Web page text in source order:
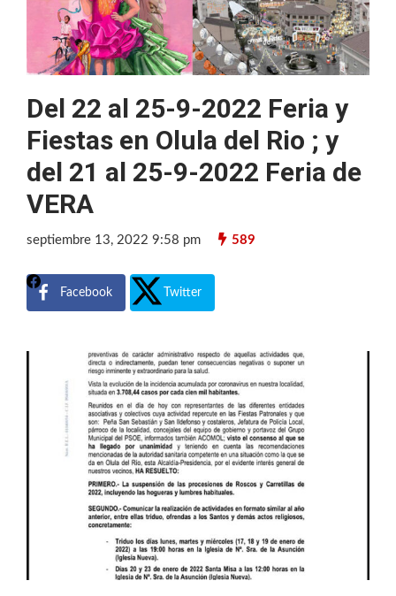
Del 22 al 25-9-2022 Feria y
Fiestas en Olula del Rio ; y
del 21 al 25-9-2022 Feria de
VERA
septiembre 13, 2022 9:58 pm 589
Facebook Twitter